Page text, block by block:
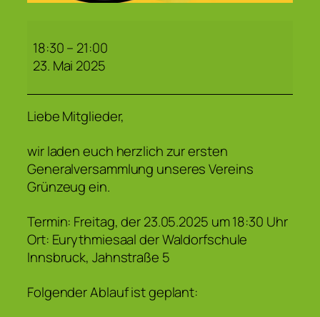
18:30– 21:00
23. Mai 2025
Liebe Mitglieder,
wir laden euch herzlich zur ersten
Generalversammlung unseres Vereins
Grünzeug ein.
Termin: Freitag, der 23.05.2025 um 18:30 Uhr
Ort: Eurythmiesaal der Waldorfschule
Innsbruck, Jahnstraße 5
Folgender Ablauf ist geplant: